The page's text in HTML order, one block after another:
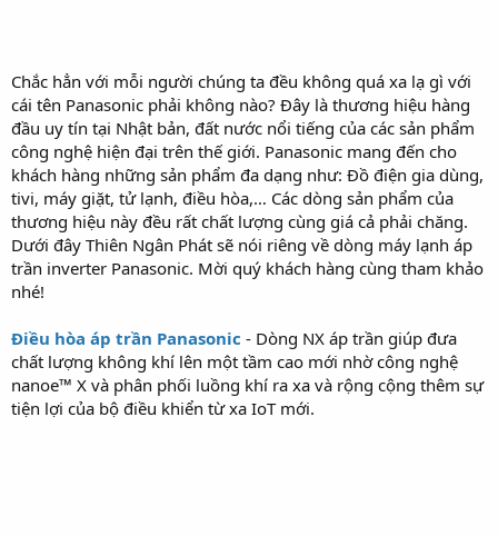
Chắc hẳn với mỗi người chúng ta đều không quá xa lạ gì với
cái tên Panasonic phải không nào? Đây là thương hiệu hàng
đầu uy tín tại Nhật bản, đất nước nổi tiếng của các sản phẩm
công nghệ hiện đại trên thế giới. Panasonic mang đến cho
khách hàng những sản phẩm đa dạng như: Đồ điện gia dùng,
tivi, máy giặt, tử lạnh, điều hòa,… Các dòng sản phẩm của
thương hiệu này đều rất chất lượng cùng giá cả phải chăng.
Dưới đây Thiên Ngân Phát sẽ nói riêng về dòng máy lạnh áp
trần inverter Panasonic. Mời quý khách hàng cùng tham khảo
nhé!
Điều hòa áp trần Panasonic - Dòng NX áp trần giúp đưa
chất lượng không khí lên một tầm cao mới nhờ công nghệ
nanoe™ X và phân phối luồng khí ra xa và rộng cộng thêm sự
tiện lợi của bộ điều khiển từ xa IoT mới.